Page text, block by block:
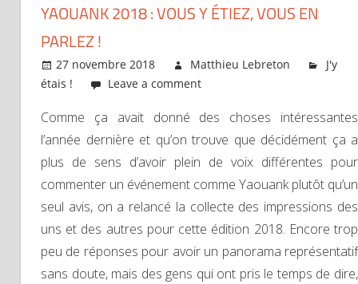
YAOUANK 2018 : VOUS Y ÉTIEZ, VOUS EN
PARLEZ !
27 novembre 2018 Matthieu Lebreton
J'y
étais !
Leave a comment
Comme ça avait donné des choses intéressantes
l’année dernière et qu’on trouve que décidément ça a
plus de sens d’avoir plein de voix différentes pour
commenter un événement comme Yaouank plutôt qu’un
seul avis, on a relancé la collecte des impressions des
uns et des autres pour cette édition 2018. Encore trop
peu de réponses pour avoir un panorama représentatif
sans doute, mais des gens qui ont pris le temps de dire,